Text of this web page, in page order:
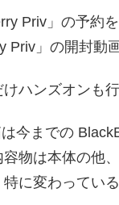
Priv」の予約
Priv」の開封動
ハンズオンも行
今までの
物は本体の他
に変わってい